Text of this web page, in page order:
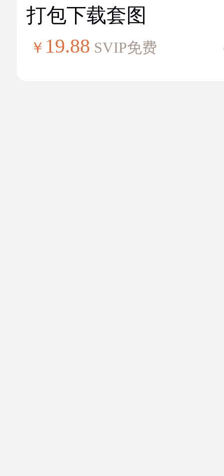
打包下载套图
￥ 19.88 SVIP免费